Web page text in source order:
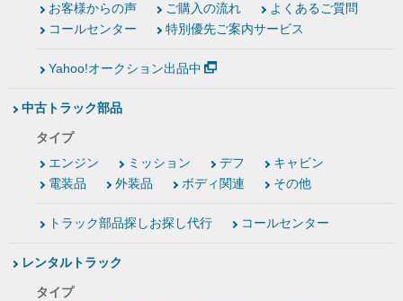
お客様からの声
ご購入の流れ
よくあるご質問
コールセンター
特別優先ご案内サービス
Yahoo!オークション出品中
中古トラック部品
タイプ
エンジン
ミッション デフ
キャビン
電装品
外装品 ボディ関連 その他
トラック部品探しお探し代行 コールセンター
レンタルトラック
タイプ